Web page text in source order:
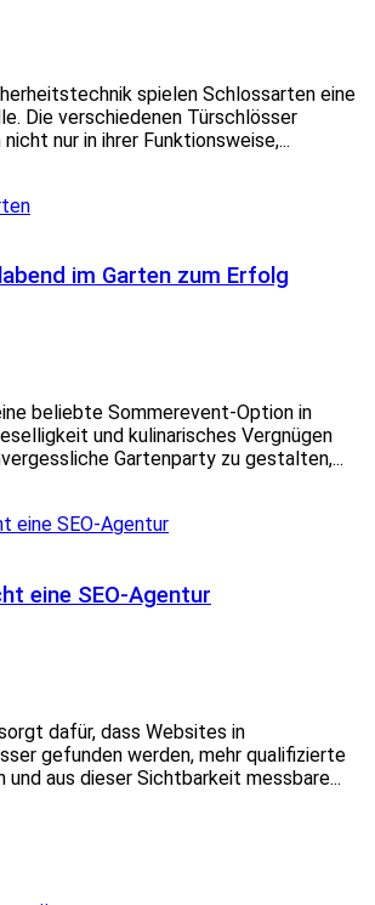
spielen Schlossarten eine
Die verschiedenen Türschlösser
nur in ihrer Funktionsweise,...
im Garten zum Erfolg
beliebte Sommerevent-Option in
und kulinarisches Vergnügen
Gartenparty zu gestalten,...
eine SEO-Agentur
dafür, dass Websites in
gefunden werden, mehr qualifizierte
und aus dieser Sichtbarkeit messbare...